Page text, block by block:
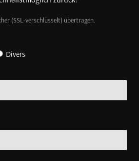
(SSL-verschlüsselt) übertragen.
Divers